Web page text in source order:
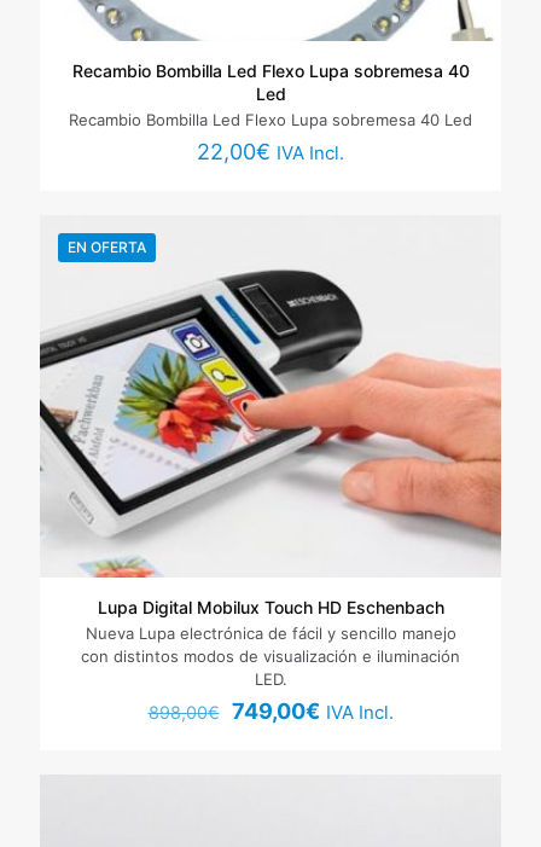
Nombre*
Correo
Recambio Bombilla Led Flexo Lupa sobremesa 40
Led
Recambio Bombilla Led Flexo Lupa sobremesa 40 Led
22,00€ IVA Incl.
EN OFERTA
Lupa Digital Mobilux Touch HD Eschenbach
Nueva Lupa electrónica de fácil y sencillo manejo
con distintos modos de visualización e iluminación
LED.
898,00€
El
precio
749,00€ElIVA Incl.